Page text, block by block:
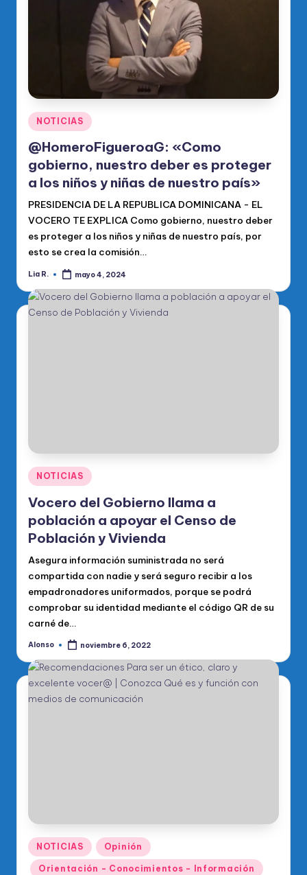
Publicado
en
NOTICIAS
@HomeroFigueroaG: «Como
gobierno, nuestro deber es proteger
a los niños y niñas de nuestro país»
PRESIDENCIA DE LA REPUBLICA DOMINICANA - EL
VOCERO TE EXPLICA Como gobierno, nuestro deber
es proteger a los niños y niñas de nuestro país, por
esto se crea la comisión…
Publicado
Lia R. mayo 4, 2024
Publicado
en
NOTICIAS
Vocero del Gobierno llama a
población a apoyar el Censo de
Población y Vivienda
Asegura información suministrada no será
compartida con nadie y será seguro recibir a los
empadronadores uniformados, porque se podrá
comprobar su identidad mediante el código QR de su
carné de…
Publicado
Alonso noviembre 6, 2022
Publicado
en
NOTICIAS Opinión
Orientación - Conocimientos - Información